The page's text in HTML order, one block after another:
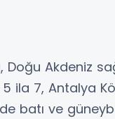
Akdeniz
5 ila 7, Antalya
batı ve